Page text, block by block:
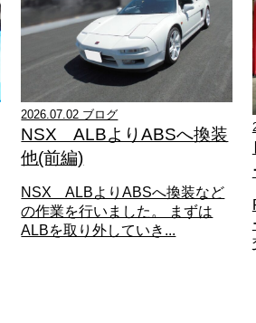
2026.07.02 ブログ
NSX ALBよりABSへ換装
他(前編)
NSX ALBよりABSへ換装など
の作業を行いました。 まずは
ALBを取り外していき...